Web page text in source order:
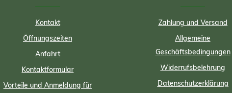
Kontakt
Öffnungszeiten
Anfahrt
Kontaktformular
Vorteile und Anmeldung für
Zahlung und Versand
Allgemeine
Geschäftsbedingungen
Widerrufsbelehrung
Datenschutzerklärung